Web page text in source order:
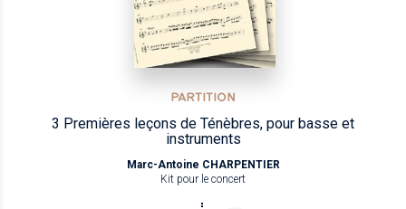
PARTITION
3 Premières leçons de Ténèbres, pour basse et
instruments
Marc-Antoine CHARPENTIER
Kit pour le concert